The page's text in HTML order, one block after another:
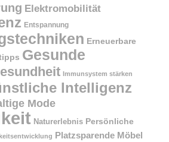
Elektromobilität
Entspannung
Erneuerbare
Gesunde
Immunsystem stärken
Intelligenz
Mode
Naturerlebnis Persönliche
Platzsparende Möbel